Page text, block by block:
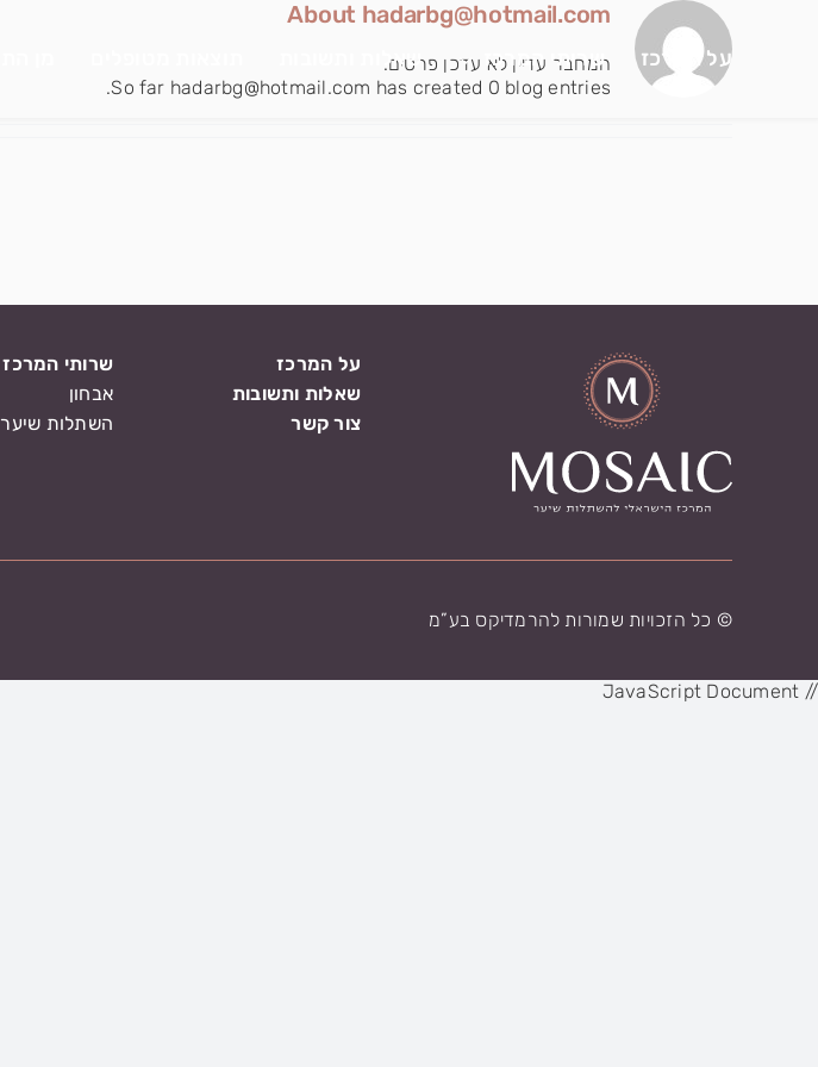
על המרכז שרותי המרכז שאלות ותשובות
About hadarbg@hotmail.com
המחבר עדיין לא עדכן פרטים.
So far hadarbg@hotmail.com has created 0 blog entries.
על המרכז
שאלות ותשובות
צור קשר
שרותי המרכז
אבחון
השתלות שיער
© כל הזכויות שמורות להרמדיקס בע”מ
// JavaScript Document